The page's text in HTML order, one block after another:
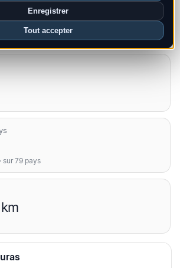
Enregistrer
Tout accepter
02 13:16:07
sur 79 pays